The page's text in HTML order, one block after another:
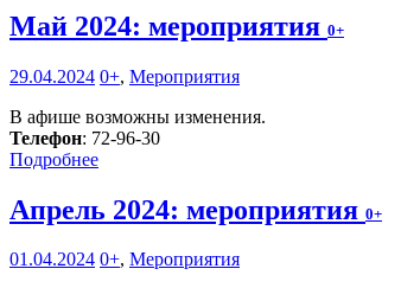
Май 2024: мероприятия 0+
29.04.2024 0+, Мероприятия
В афише возможны изменения.
Телефон: 72-96-30
Подробнее
Апрель 2024: мероприятия 0+
01.04.2024 0+, Мероприятия